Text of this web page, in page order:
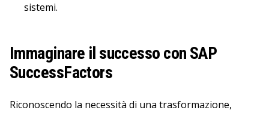
sistemi.
Immaginare il successo con SAP
SuccessFactors
Riconoscendo la necessità di una trasformazione,